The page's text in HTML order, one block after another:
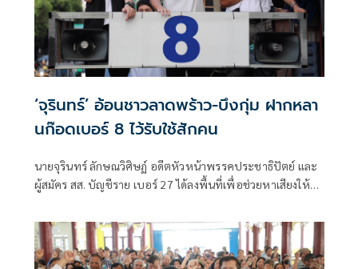
‘จุรินทร์’ อ้อนชาวลาดพร้าว-บึงกุ่ม ฝากหลา
นก๊อดเบอร์ 8 ไว้รับใช้สักคน
นายจุรินทร์ ลักษณวิศิษฏ์ อดีตหัวหน้าพรรคประชาธิปัตย์ และ
ผู้สมัคร สส. บัญชีราย เบอร์ 27 ได้ลงพื้นที่เพื่อช่วยหาเสียงให้